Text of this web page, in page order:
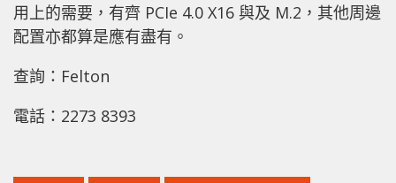
用上的需要，有齊 PCIe 4.0 X16 與及 M.2，其他周邊
配置亦都算是應有盡有。
查詢：Felton
電話：2273 8393